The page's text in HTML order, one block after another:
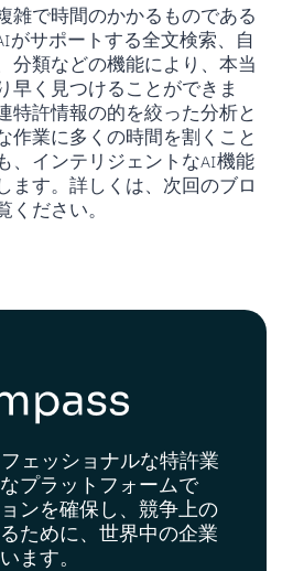
雑で時間のかかるものである
がサポートする全文検索、自
分類などの機能により、本当
早く見つけることができま
特許情報の的を絞った分析と
作業に多くの時間を割くこと
、インテリジェントなAI機能
ます。詳しくは、次回のブロ
ださい。
フェッショナルな特許業
プラットフォームで
ンを確保し、競争上の
ために、世界中の企業
ます。